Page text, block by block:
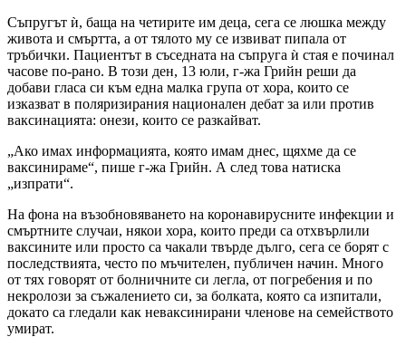
Съпругът ѝ, баща на четирите им деца, сега се люшка между
живота и смъртта, а от тялото му се извиват пипала от
тръбички. Пациентът в съседната на съпруга ѝ стая е починал
часове по-рано. В този ден, 13 юли, г-жа Грийн реши да
добави гласа си към една малка група от хора, които се
изказват в поляризирания национален дебат за или против
ваксинацията: онези, които се разкайват.
„Ако имах информацията, която имам днес, щяхме да се
ваксинираме“, пише г-жа Грийн. А след това натиска
„изпрати“.
На фона на възобновяването на коронавирусните инфекции и
смъртните случаи, някои хора, които преди са отхвърлили
ваксините или просто са чакали твърде дълго, сега се борят с
последствията, често по мъчителен, публичен начин. Много
от тях говорят от болничните си легла, от погребения и по
некролози за съжалението си, за болката, която са изпитали,
докато са гледали как неваксинирани членове на семейството
умират.